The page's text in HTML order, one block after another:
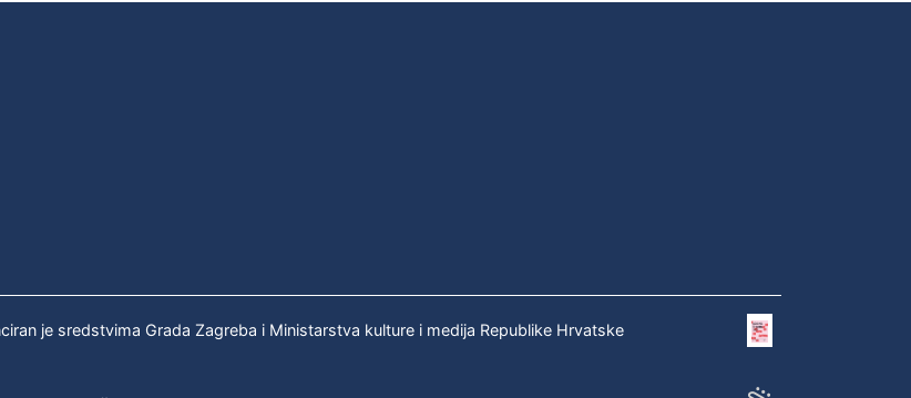
je sredstvima Grada Zagreba i Ministarstva kulture i medija Republike Hrvatske